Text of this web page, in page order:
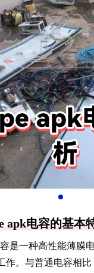
apk电容的基本
容是一种高性能薄膜
作。与普通电容相